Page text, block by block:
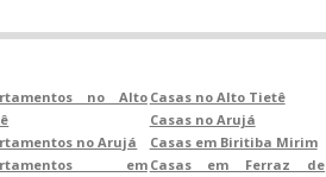
no Alto
no Arujá
em
Casas no Alto Tietê
Casas no Arujá
Casas em Biritiba Mirim
Casas em Ferraz de